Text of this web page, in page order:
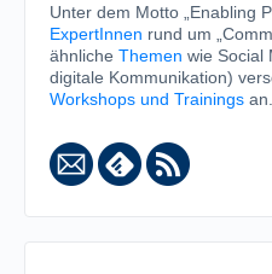
Unter dem Motto „Enabling
ExpertInnen rund um
ähnliche Themen wie Social
digitale Kommunikation)
Workshops und Trainings an.